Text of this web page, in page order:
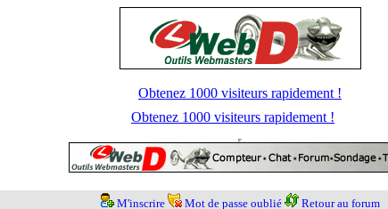
Obtenez 1000 visiteurs rapidement !
Obtenez 1000 visiteurs rapidement !
M'inscrire Mot de passe oublié Retour au forum